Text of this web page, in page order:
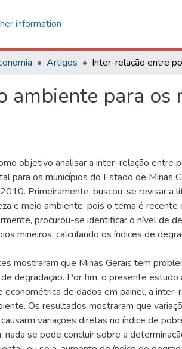
information
Artigos
ambiente para os
objetivo analisar a inter–relação entre
para os municípios do Estado de Minas
Primeiramente, buscou-se revisar a
e meio ambiente, pois o tema é recente
procurou-se identificar o nível de
mineiros, calculando os índices de
mostraram que Minas Gerais tem
degradação. Por fim, o presente estudo
econométrica de dados em painel, a inter-
Os resultados mostraram que
variações diretas no índice de
nada se pode concluir sobre a